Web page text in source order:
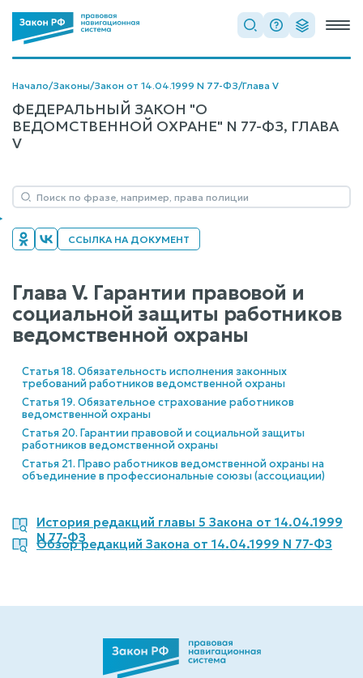
Начало/Законы/Закон от 14.04.1999 N 77-ФЗ/Глава V
ФЕДЕРАЛЬНЫЙ ЗАКОН "О
ВЕДОМСТВЕННОЙ ОХРАНЕ" N 77-ФЗ, ГЛАВА
V
ССЫЛКА НА ДОКУМЕНТ
Глава V. Гарантии правовой и
социальной защиты работников
ведомственной охраны
Статья 18. Обязательность исполнения законных
требований работников ведомственной охраны
Статья 19. Обязательное страхование работников
ведомственной охраны
Статья 20. Гарантии правовой и социальной защиты
работников ведомственной охраны
Статья 21. Право работников ведомственной охраны на
объединение в профессиональные союзы (ассоциации)
История редакций главы 5 Закона от 14.04.1999
N 77-ФЗ
Обзор редакций Закона от 14.04.1999 N 77-ФЗ